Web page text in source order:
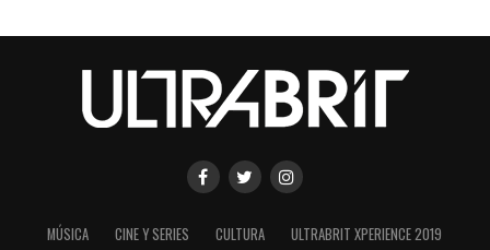
MÚSICA CINE Y SERIES CULTURA ULTRABRIT XPERIENCE 2019